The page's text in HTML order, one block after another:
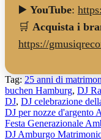
▶️ YouTube:
🛒 Acquista i
https://
Tag: 25 anni di
buchen Hamburg, DJ
DJ, DJ celebrazione
DJ per nozze d'argento
Festa Generazionale
DJ Amburgo